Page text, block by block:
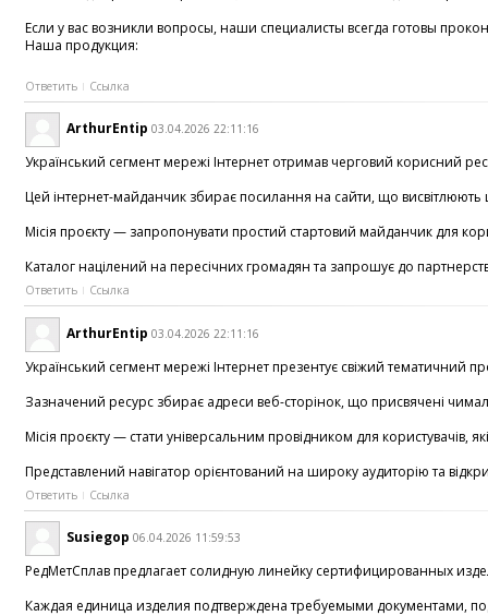
Если у вас возникли вопросы, наши специалисты всегда готовы
Наша продукция:
Ответить Ссылка
ArthurEntip 03.04.2026 22:11:16
Український сегмент мережі Інтернет отримав черговий корисний
Цей інтернет-майданчик збирає посилання на сайти, що
Місія проєкту — запропонувати простий стартовий майданчик для
Каталог націлений на пересічних громадян та запрошує до
Ответить Ссылка
ArthurEntip 03.04.2026 22:11:16
Український сегмент мережі Інтернет презентує свіжий тематичний
Зазначений ресурс збирає адреси веб-сторінок, що присвячені
Місія проєкту — стати універсальним провідником для
Представлений навігатор орієнтований на широку аудиторію та
Ответить Ссылка
Susiegop 06.04.2026 11:59:53
РедМетСплав предлагает солидную линейку сертифицированных
Каждая единица изделия подтверждена требуемыми документами,